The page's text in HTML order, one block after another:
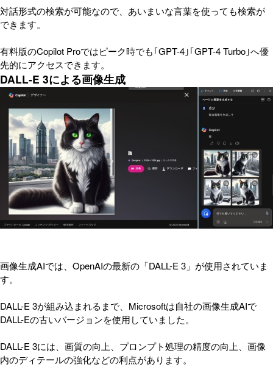
対話形式の検索が可能なので、あいまいな言葉を使っても検索が
できます。
有料版のCopilot Proではピーク時でも｢GPT-4｣｢GPT-4 Turbo｣へ優
先的にアクセスできます。
DALL-E 3による画像生成
画像生成AIでは、OpenAIの最新の「DALL-E 3」が使用されていま
す。
DALL-E 3が組み込まれるまで、Microsoftは自社の画像生成AIで
DALL-Eの古いバージョンを使用していました。
DALL-E 3には、画質の向上、プロンプト処理の精度の向上、画像
内のディテールの強化などの利点があります。